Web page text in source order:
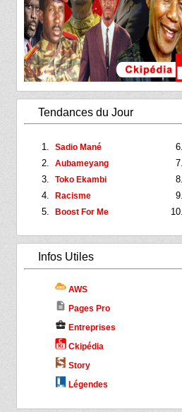
Tendances du Jour
Sadio Mané
Aubameyang
Toko Ekambi
Racisme
Boost For Me
Infos Utiles
AWS
description Pages Pro
business_center Entreprises
Ckipédia
Story
Légendes